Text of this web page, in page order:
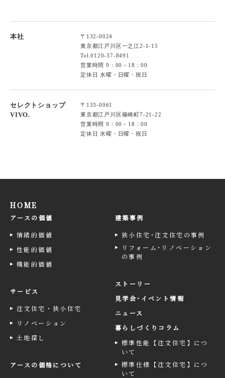
本社
〒132-0024
東京都江戸川区一之江2-1-15
Tel.0120-37-8491
営業時間 9：00－18：00
定休日 水曜・日曜・祝日
セレクトショップ
VIVO.
〒133-0061
東京都江戸川区篠崎町7-21-22
営業時間 9：00－18：00
定休日 水曜・日曜・祝日
HOME
アースの価値
情緒的価値
性能的価値
機能的価値
サービス
注文住宅・狭小住宅
リノベーション
土地探し
アースの価格について
建築事例
狭小住宅･注文住宅の事例
リフォーム･リノベーション
の事例
ストーリー
見学会･イベント情報
ニュース
暮らしづくりコラム
標準性能【注文住宅】につ
いて
標準仕様【注文住宅】につ
いて